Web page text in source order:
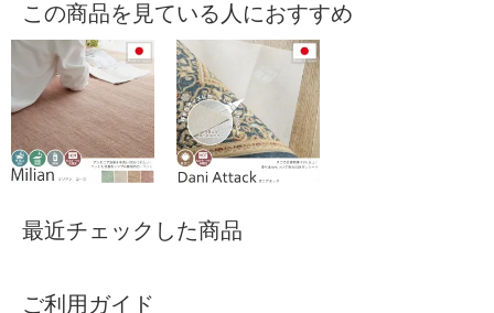
この商品を見ている人におすすめ
最近チェックした商品
ご利用ガイド